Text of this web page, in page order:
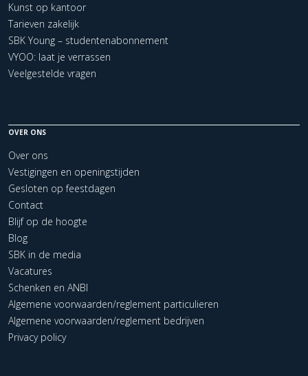
Kunst op kantoor
Tarieven zakelijk
SBK Young – studentenabonnement
VYOO: laat je verrassen
Veelgestelde vragen
OVER ONS
Over ons
Vestigingen en openingstijden
Gesloten op feestdagen
Contact
Blijf op de hoogte
Blog
SBK in de media
Vacatures
Schenken en ANBI
Algemene voorwaarden/reglement particulieren
Algemene voorwaarden/reglement bedrijven
Privacy policy